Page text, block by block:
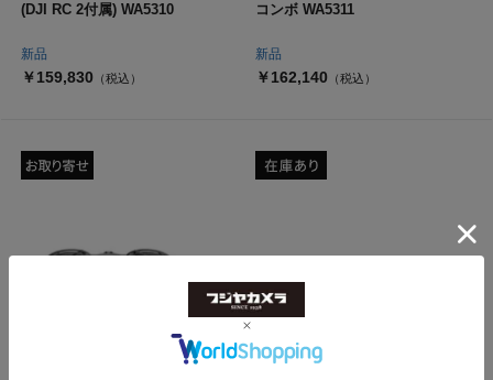
新品
(DJI RC 2付属) WA5310
￥159,830 （税込）
新品
コンボ WA5311
￥162,140 （税込）